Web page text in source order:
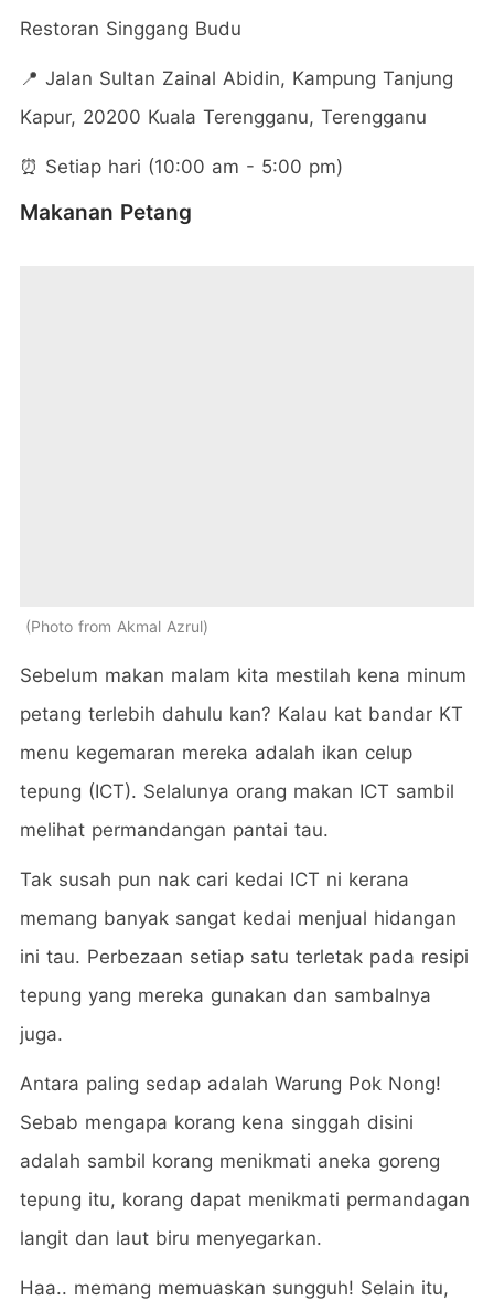
Restoran Singgang Budu
📍 Jalan Sultan Zainal Abidin, Kampung Tanjung
Kapur, 20200 Kuala Terengganu, Terengganu
⏰ Setiap hari (10:00 am - 5:00 pm)
Makanan Petang
Photo from Akmal Azrul
Sebelum makan malam kita mestilah kena minum
petang terlebih dahulu kan? Kalau kat bandar KT
menu kegemaran mereka adalah ikan celup
tepung (ICT). Selalunya orang makan ICT sambil
melihat permandangan pantai tau.
Tak susah pun nak cari kedai ICT ni kerana
memang banyak sangat kedai menjual hidangan
ini tau. Perbezaan setiap satu terletak pada resipi
tepung yang mereka gunakan dan sambalnya
juga.
Antara paling sedap adalah Warung Pok Nong!
Sebab mengapa korang kena singgah disini
adalah sambil korang menikmati aneka goreng
tepung itu, korang dapat menikmati permandagan
langit dan laut biru menyegarkan.
Haa.. memang memuaskan sungguh! Selain itu,